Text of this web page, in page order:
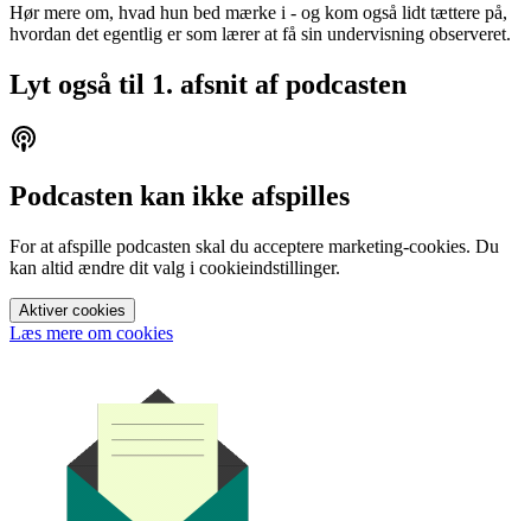
Hør mere om, hvad hun bed mærke i - og kom også lidt tættere på,
hvordan det egentlig er som lærer at få sin undervisning observeret.
Lyt også til 1. afsnit af podcasten
Podcasten kan ikke afspilles
For at afspille podcasten skal du acceptere marketing-cookies. Du
kan altid ændre dit valg i cookieindstillinger.
Aktiver cookies
Læs mere om cookies